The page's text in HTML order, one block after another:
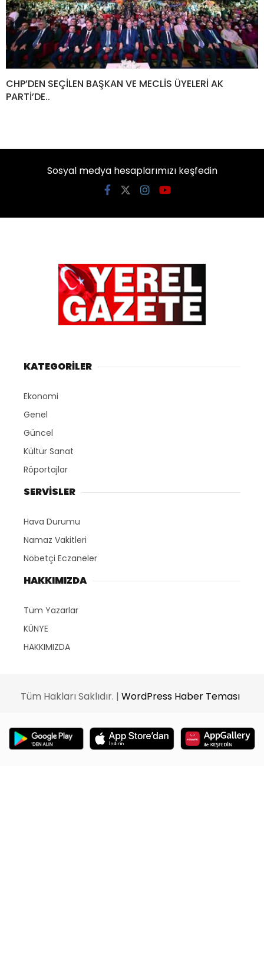
CHP’DEN SEÇİLEN BAŞKAN VE MECLİS ÜYELERİ AK
PARTİ’DE..
Sosyal medya hesaplarımızı keşfedin
KATEGORİLER
Ekonomi
Genel
Güncel
Kültür Sanat
Röportajlar
SERVİSLER
Hava Durumu
Namaz Vakitleri
Nöbetçi Eczaneler
HAKKIMIZDA
Tüm Yazarlar
KÜNYE
HAKKIMIZDA
Tüm Hakları Saklıdır. | WordPress Haber Teması